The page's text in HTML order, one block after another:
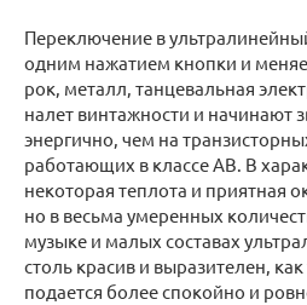
Переключение в
одним нажатием кнопки и
рок, металл, танцевальная
налет винтажности и начинают
энергично, чем на
работающих в классе АВ. В
некоторая теплота и приятная
но в весьма умеренных
музыке и малых составах
столь красив и выразителен,
подается более спокойно и